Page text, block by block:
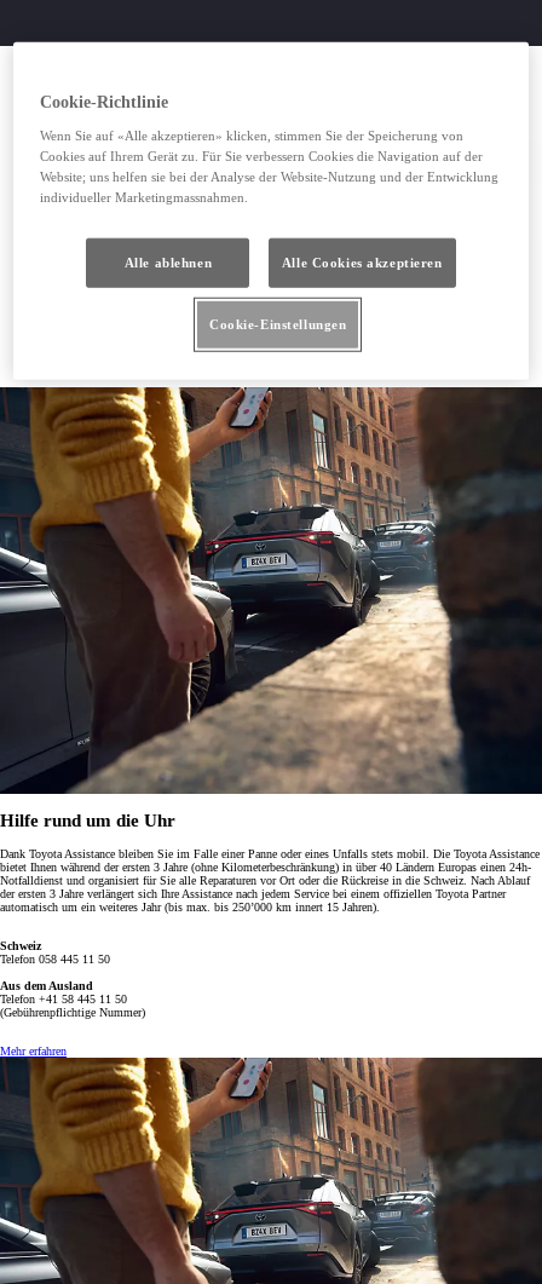
Toyota Pannendienst anrufen(Wird in neuem Fenster geöffnet)
Hilfe rund um die Uhr
Dank Toyota Assistance bleiben Sie im Falle einer Panne oder eines Unfalls stets mobil. Die Toyota Assistance
bietet Ihnen während der ersten 3 Jahre (ohne Kilometerbeschränkung) in über 40 Ländern Europas einen 24h-
Notfalldienst und organisiert für Sie alle Reparaturen vor Ort oder die Rückreise in die Schweiz. Nach Ablauf
der ersten 3 Jahre verlängert sich Ihre Assistance nach jedem Service bei einem offiziellen Toyota Partner
automatisch um ein weiteres Jahr (bis max. bis 250’000 km innert 15 Jahren).
Schweiz
Telefon 058 445 11 50
Aus dem Ausland
Telefon +41 58 445 11 50
(Gebührenpflichtige Nummer)
Mehr erfahren
Cookie-Richtlinie
Wenn Sie auf «Alle akzeptieren» klicken, stimmen Sie der Speicherung von
Cookies auf Ihrem Gerät zu. Für Sie verbessern Cookies die Navigation auf der
Website; uns helfen sie bei der Analyse der Website-Nutzung und der Entwicklung
individueller Marketingmassnahmen.
Alle ablehnen Alle Cookies akzeptieren
Cookie-Einstellungen